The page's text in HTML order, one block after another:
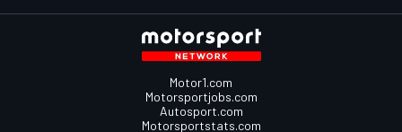
Motor1.com
Motorsportjobs.com
Autosport.com
Motorsportstats.com